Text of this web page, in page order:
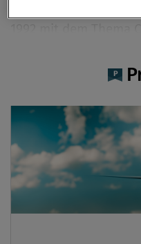
Compliance Officer